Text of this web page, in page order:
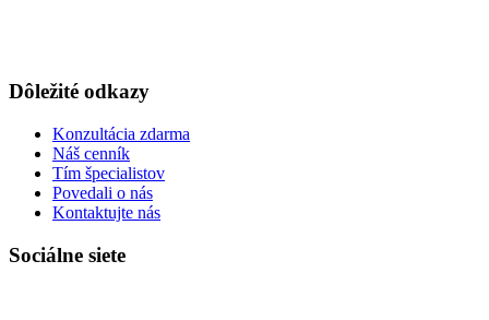
Dôležité odkazy
Konzultácia zdarma
Náš cenník
Tím špecialistov
Povedali o nás
Kontaktujte nás
Sociálne siete